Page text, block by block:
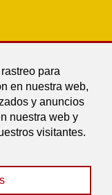
para
en nuestra web,
y anuncios
nuestra web y
visitantes.